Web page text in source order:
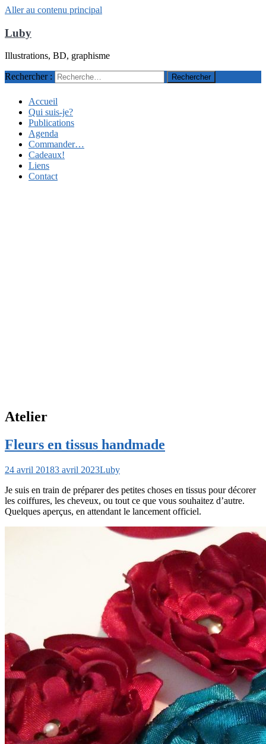
Aller au contenu principal
Luby
Illustrations, BD, graphisme
Rechercher :
Accueil
Qui suis-je?
Publications
Agenda
Commander…
Cadeaux!
Liens
Contact
Atelier
Fleurs en tissus handmade
24 avril 20183 avril 2023Luby
Je suis en train de préparer des petites choses en tissus pour décorer
les coiffures, les cheveux, ou tout ce que vous souhaitez d’autre.
Quelques aperçus, en attendant le lancement officiel.